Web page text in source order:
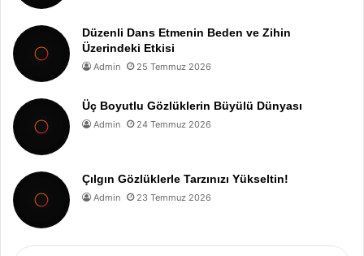
Düzenli Dans Etmenin Beden ve Zihin
Üzerindeki Etkisi
Admin 25 Temmuz 2026
Üç Boyutlu Gözlüklerin Büyülü Dünyası
Admin 24 Temmuz 2026
Çılgın Gözlüklerle Tarzınızı Yükseltin!
Admin 23 Temmuz 2026